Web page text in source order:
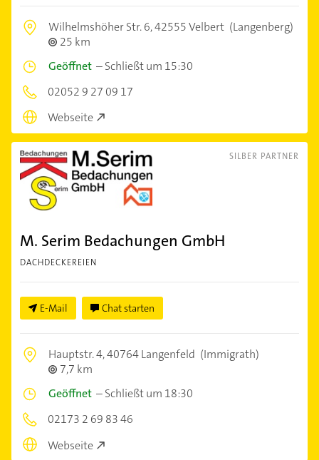
Wilhelmshöher Str. 6,42555 Velbert (Langenberg)
25 km
Geöffnet –Schließt um 15:30
02052 9 27 09 17
Webseite
SILBER PARTNER
M. Serim Bedachungen GmbH
DACHDECKEREIEN
E-Mail Chat starten
Hauptstr. 4,40764 Langenfeld (Immigrath)
7,7 km
Geöffnet –Schließt um 18:30
02173 2 69 83 46
Webseite